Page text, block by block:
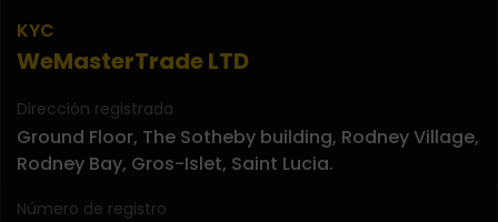
WeMasterTrade LTD
Dirección registrada
Ground Floor, The Sotheby building, Rodney Village,
Rodney Bay, Gros-Islet, Saint Lucia.
Número de registro
KYC